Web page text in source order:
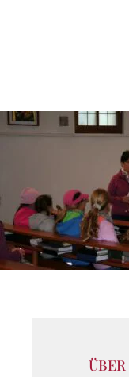
ÜBER